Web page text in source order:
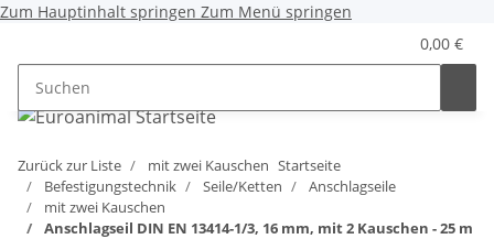
Zum Hauptinhalt springen Zum Menü springen
0,00 €
Zurück zur Liste mit zwei Kauschen Startseite
Befestigungstechnik
Seile/Ketten
Anschlagseile
mit zwei Kauschen
Anschlagseil DIN EN 13414-1/3, 16 mm, mit 2 Kauschen - 25 m